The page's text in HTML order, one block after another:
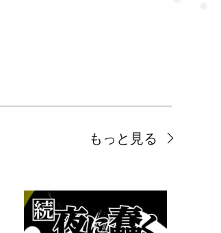
もっと見る